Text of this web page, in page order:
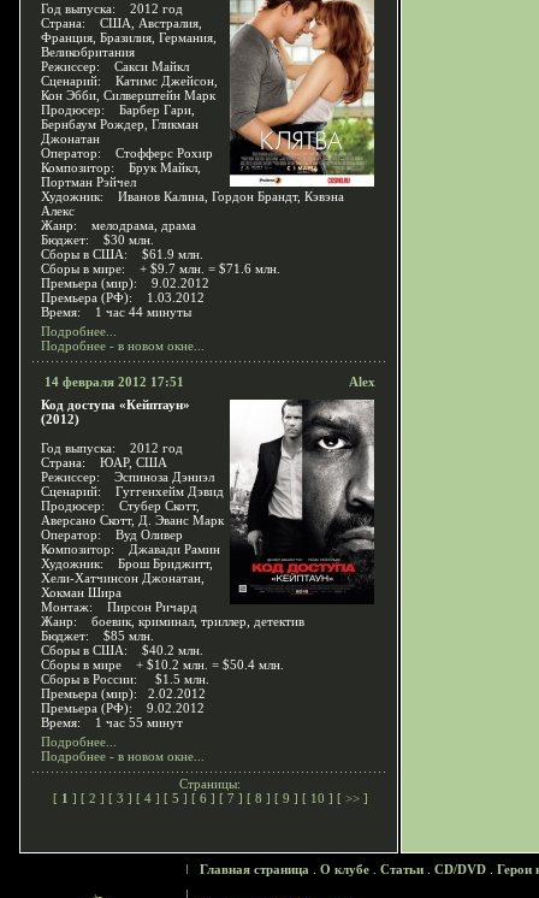
Год выпуска: 2012 год
Страна: США, Австралия,
Франция, Бразилия, Германия,
Великобритания
Режиссер: Сакси Майкл
Сценарий: Катимс Джейсон,
Кон Эбби, Силверштейн Марк
Продюсер: Барбер Гари,
Бернбаум Рождер, Гликман
Джонатан
Оператор: Стофферс Рохир
Композитор: Брук Майкл,
Портман Рэйчел
Художник: Иванов Калина, Гордон Брандт, Кэвэна
Алекс
Жанр: мелодрама, драма
Бюджет: $30 млн.
Сборы в США: $61.9 млн.
Сборы в мире: + $9.7 млн. = $71.6 млн.
Премьера (мир): 9.02.2012
Премьера (РФ): 1.03.2012
Время: 1 час 44 минуты
Подробнее...
Подробнее - в новом окне...
14 февраля 2012 17:51
Alex
Код доступа «Кейптаун»
(2012)
Год выпуска: 2012 год
Страна: ЮАР, США
Режиссер: Эспиноза Дэниэл
Сценарий: Гуггенхейм Дэвид
Продюсер: Стубер Скотт,
Аверсано Скотт, Д. Эванс Марк
Оператор: Вуд Оливер
Композитор: Джавади Рамин
Художник: Брош Бриджитт,
Хели-Хатчинсон Джонатан,
Хокман Шира
Монтаж: Пирсон Ричард
Жанр: боевик, криминал, триллер, детектив
Бюджет: $85 млн.
Сборы в США: $40.2 млн.
Сборы в мире + $10.2 млн. = $50.4 млн.
Сборы в России: $1.5 млн.
Премьера (мир): 2.02.2012
Премьера (РФ): 9.02.2012
Время: 1 час 55 минут
Подробнее...
Подробнее - в новом окне...
Страницы:
[ 1 ] [ 2 ] [ 3 ] [ 4 ] [ 5 ] [ 6 ] [ 7 ] [ 8 ] [ 9 ] [ 10 ] [ >> ]
Главная страница О клубе Статьи CD/DVD Герои